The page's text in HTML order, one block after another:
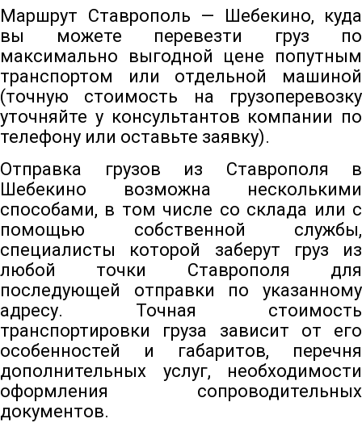
Маршрут Ставрополь — Шебекино, куда
вы можете перевезти груз по
максимально выгодной цене попутным
транспортом или отдельной машиной
(точную стоимость на грузоперевозку
уточняйте у консультантов компании по
телефону или оставьте заявку).
Отправка грузов из Ставрополя в
Шебекино возможна несколькими
способами, в том числе со склада или с
помощью собственной службы,
специалисты которой заберут груз из
любой точки Ставрополя для
последующей отправки по указанному
адресу. Точная стоимость
транспортировки груза зависит от его
особенностей и габаритов, перечня
дополнительных услуг, необходимости
оформления сопроводительных
документов.